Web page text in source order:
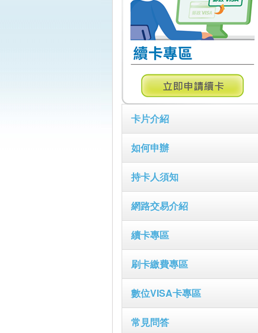
卡片介紹
如何申辦
持卡人須知
網路交易介紹
續卡專區
刷卡繳費專區
數位VISA卡專區
常見問答